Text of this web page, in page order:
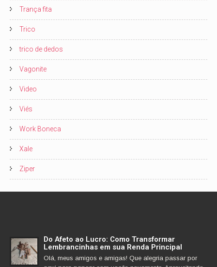
Trança fita
Trico
trico de dedos
Vagonite
Video
Viés
Work Boneca
Xale
Ziper
Do Afeto ao Lucro: Como Transformar
Lembrancinhas em sua Renda Principal
Olá, meus amigos e amigas! Que alegria passar por